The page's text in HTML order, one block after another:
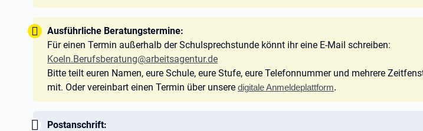
Tipp:
Ausführliche Beratungstermine:
Für einen Termin außerhalb der Schulsprechstunde könnt ihr eine E-Mail schreiben:
Koeln.Berufsberatung@arbeitsagentur.de
Bitte teilt euren Namen, eure Schule, eure Stufe, eure Telefonnummer und mehrere
mit. Oder vereinbart einen Termin über unsere digitale Anmeldeplattform.
Wichtig:
Postanschrift: